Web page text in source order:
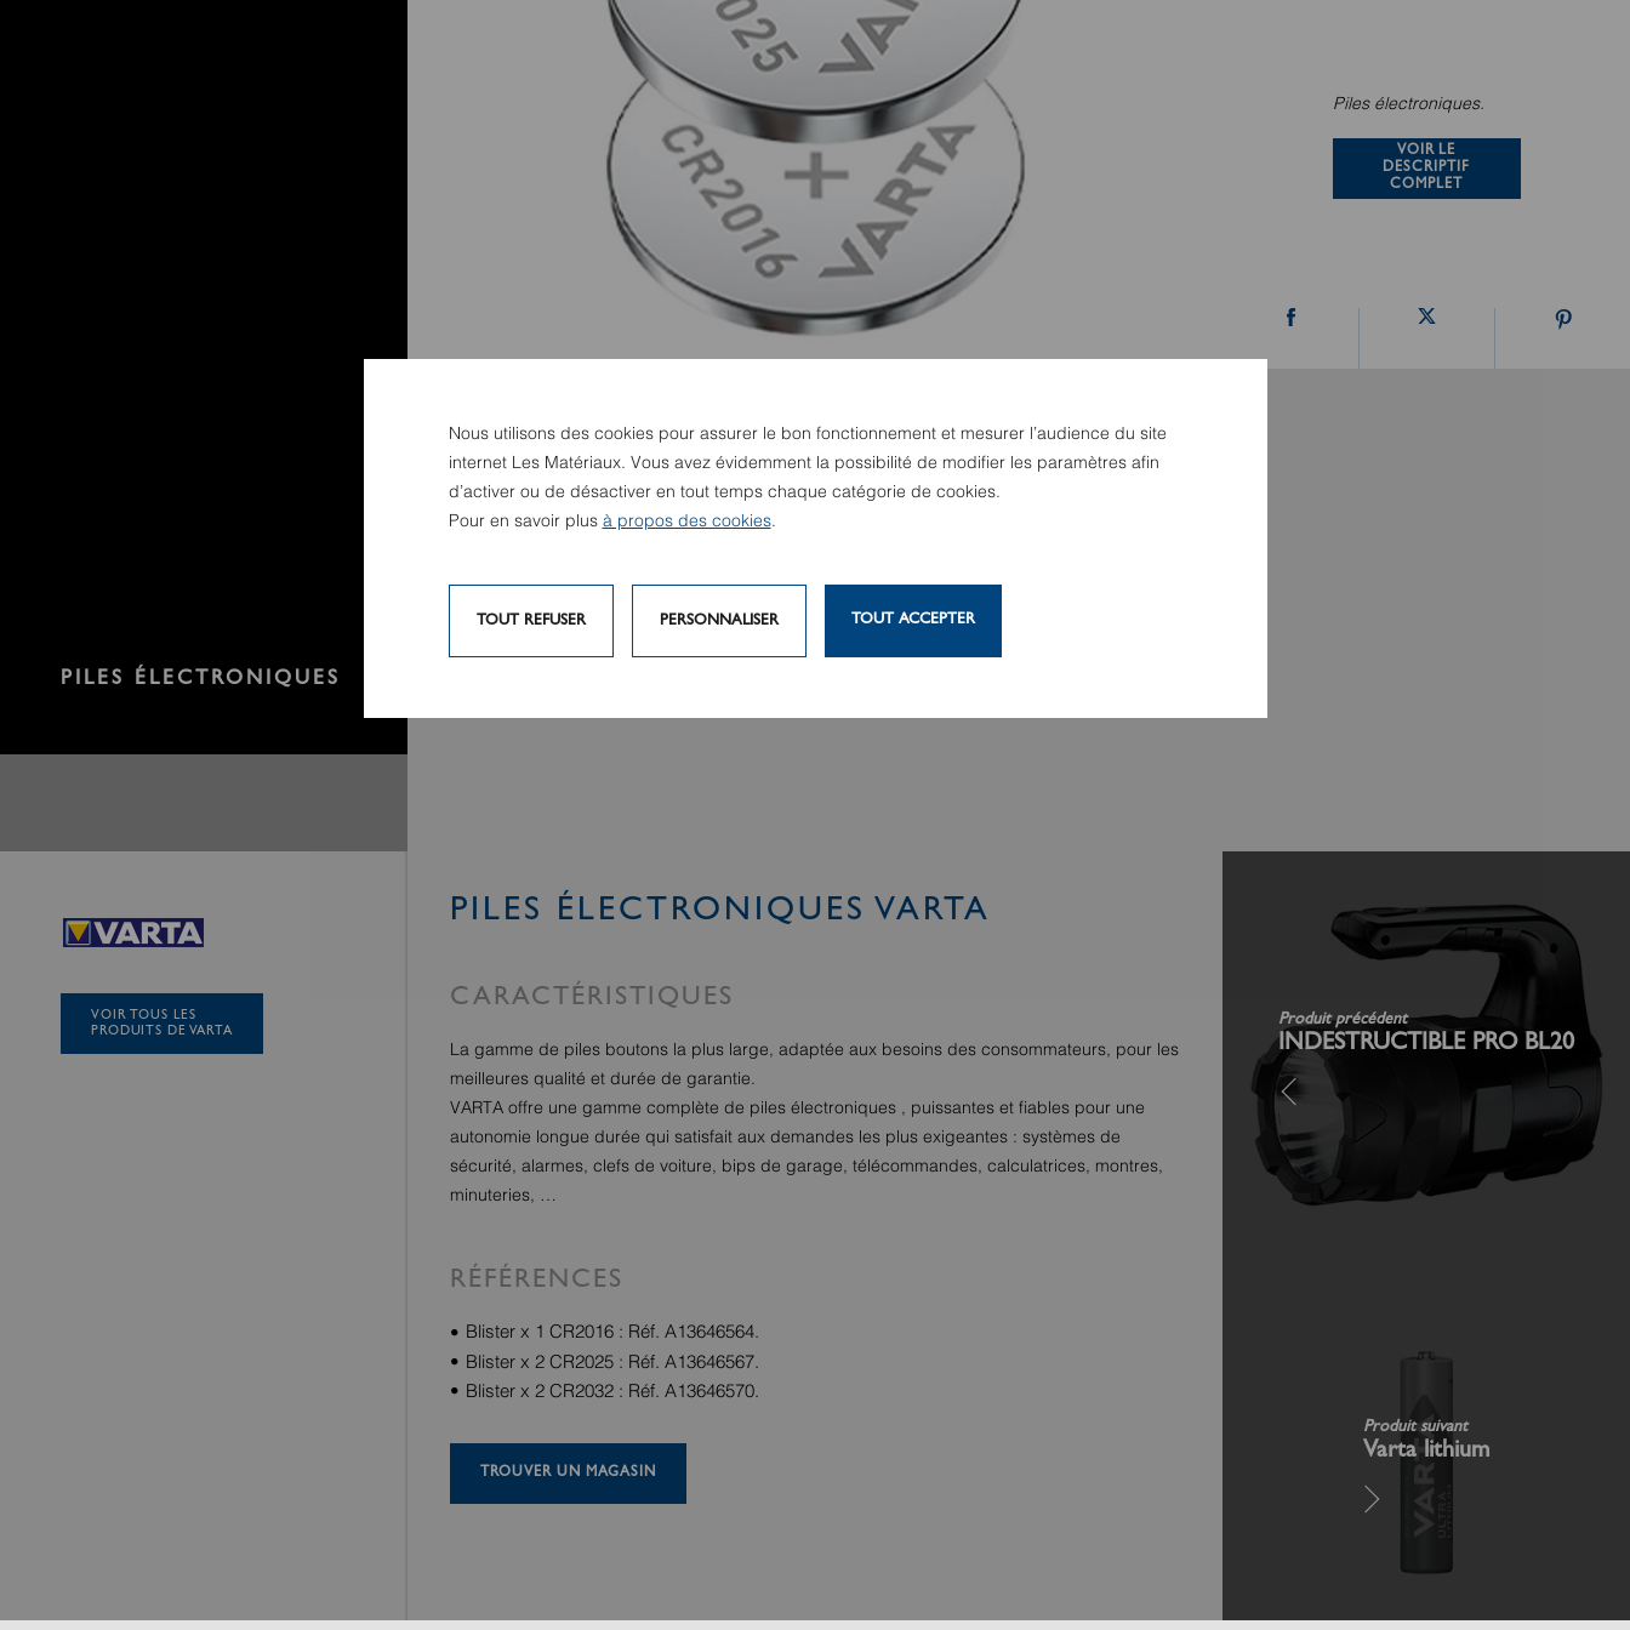
PILES ÉLECTRONIQUES
Piles électroniques.
VOIR LE
DESCRIPTIF
COMPLET
VOIR TOUS LES
PRODUITS DE VARTA
PILES ÉLECTRONIQUES VARTA
CARACTÉRISTIQUES
La gamme de piles boutons la plus large, adaptée aux besoins des consommateurs, pour les
meilleures qualité et durée de garantie.
VARTA offre une gamme complète de piles électroniques , puissantes et fiables pour une
autonomie longue durée qui satisfait aux demandes les plus exigeantes : systèmes de
sécurité, alarmes, clefs de voiture, bips de garage, télécommandes, calculatrices, montres,
minuteries, …
RÉFÉRENCES
Blister x 1 CR2016 : Réf. A13646564.
Blister x 2 CR2025 : Réf. A13646567.
Blister x 2 CR2032 : Réf. A13646570.
TROUVER UN MAGASIN
Produit précédent
INDESTRUCTIBLE PRO BL20
Produit suivant
Varta lithium
Nous utilisons des cookies pour assurer le bon fonctionnement et mesurer l’audience du site
internet Les Matériaux. Vous avez évidemment la possibilité de modifier les paramètres afin
d’activer ou de désactiver en tout temps chaque catégorie de cookies.
Pour en savoir plus à propos des cookies.
TOUT REFUSER PERSONNALISER TOUT ACCEPTER